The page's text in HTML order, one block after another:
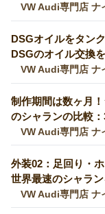
完全公開 【VW修理
VW Audi専門店 ナ
DSGオイルをタン
DSGのオイル交換
VW Audi専門店 ナ
制作期間は数ヶ月
のシャランの比較
店が生み出したの
VW Audi専門店 ナ
外装02：足回り・
世界最速のシャラ
す！
VW Audi専門店 ナ